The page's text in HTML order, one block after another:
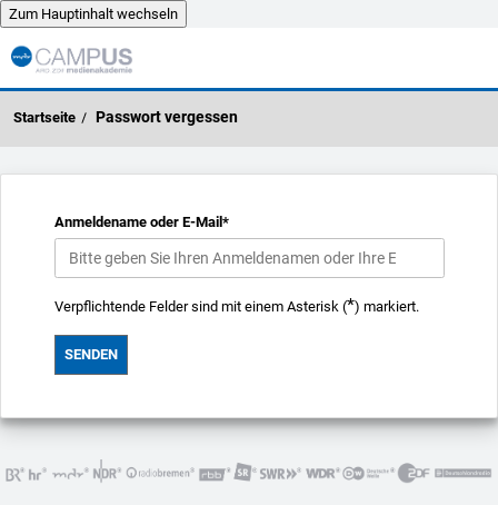
Zum Hauptinhalt wechseln
Zum Hauptinhalt wechseln
Passwort vergessen
Anmeldename oder E-Mail *
Verpflichtende Felder sind mit einem Asterisk (*) markiert.